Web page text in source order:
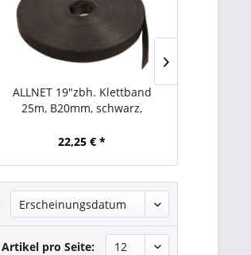
ALLNET 19"zbh. Klettband
25m, B20mm, schwarz,
22,25 € *
Artikel pro Seite: